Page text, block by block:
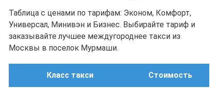
Таблица с ценами по тарифам: Эконом, Комфорт,
Универсал, Минивэн и Бизнес. Выбирайте тариф и
заказывайте лучшее междугороднее такси из
Москвы в поселок Мурмаши.
Класс такси Стоимость